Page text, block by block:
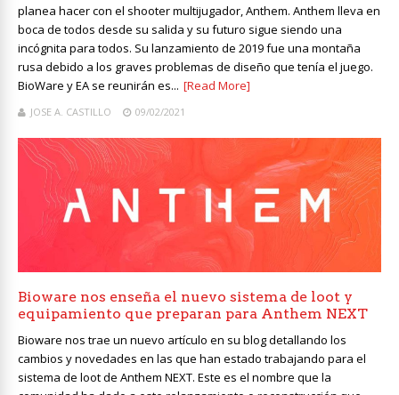
planea hacer con el shooter multijugador, Anthem. Anthem lleva en
boca de todos desde su salida y su futuro sigue siendo una
incógnita para todos. Su lanzamiento de 2019 fue una montaña
rusa debido a los graves problemas de diseño que tenía el juego.
BioWare y EA se reunirán es... [Read More]
JOSE A. CASTILLO 09/02/2021
Bioware nos enseña el nuevo sistema de loot y
equipamiento que preparan para Anthem NEXT
Bioware nos trae un nuevo artículo en su blog detallando los
cambios y novedades en las que han estado trabajando para el
sistema de loot de Anthem NEXT. Este es el nombre que la